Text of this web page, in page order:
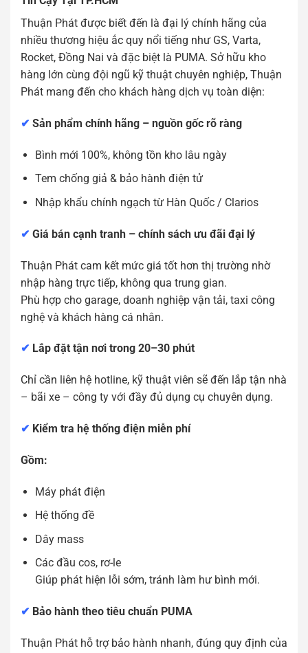
Thuận Phát được biết đến là đại lý chính hãng của
nhiều thương hiệu ắc quy nổi tiếng như GS, Varta,
Rocket, Đồng Nai và đặc biệt là PUMA. Sở hữu kho
hàng lớn cùng đội ngũ kỹ thuật chuyên nghiệp, Thuận
Phát mang đến cho khách hàng dịch vụ toàn diện:
✔ Sản phẩm chính hãng – nguồn gốc rõ ràng
Bình mới 100%, không tồn kho lâu ngày
Tem chống giả & bảo hành điện tử
Nhập khẩu chính ngạch từ Hàn Quốc / Clarios
✔ Giá bán cạnh tranh – chính sách ưu đãi đại lý
Thuận Phát cam kết mức giá tốt hơn thị trường nhờ
nhập hàng trực tiếp, không qua trung gian.
Phù hợp cho garage, doanh nghiệp vận tải, taxi công
nghệ và khách hàng cá nhân.
✔ Lắp đặt tận nơi trong 20–30 phút
Chỉ cần liên hệ hotline, kỹ thuật viên sẽ đến lắp tận nhà
– bãi xe – công ty với đầy đủ dụng cụ chuyên dụng.
✔ Kiểm tra hệ thống điện miễn phí
Gồm:
Máy phát điện
Hệ thống đề
Dây mass
Các đầu cos, rơ-le
Giúp phát hiện lỗi sớm, tránh làm hư bình mới.
✔ Bảo hành theo tiêu chuẩn PUMA
Thuận Phát hỗ trợ bảo hành nhanh, đúng quy định của